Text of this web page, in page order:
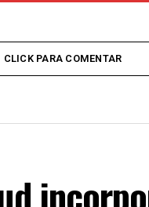
CLICK PARA COMENTAR